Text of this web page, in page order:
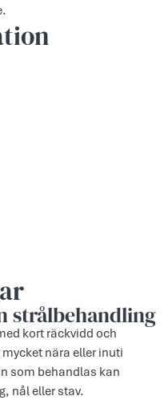
strålbehandling
kort räckvidd och
nära eller inuti
som behandlas kan
nål eller stav.